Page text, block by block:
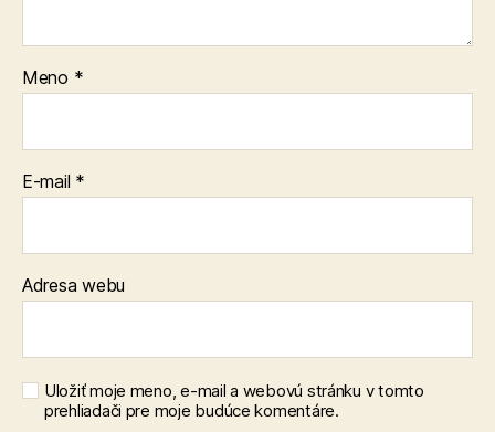
Meno *
E-mail *
Adresa webu
Uložiť moje meno, e-mail a webovú stránku v tomto
prehliadači pre moje budúce komentáre.